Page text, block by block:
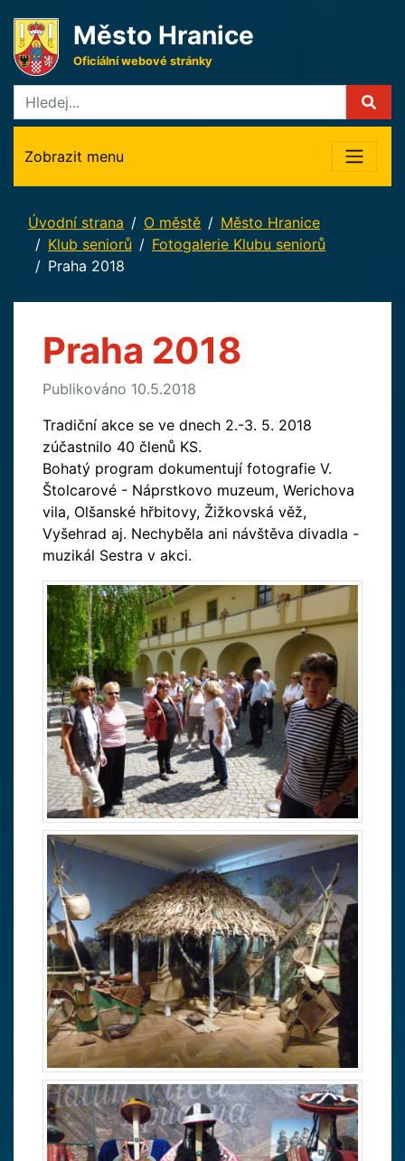
Město Hranice
Oficiální webové stránky
Zobrazit menu
Úvodní strana O městě
Město Hranice
Klub seniorů
Fotogalerie Klubu seniorů
Praha 2018
Praha 2018
Publikováno 10.5.2018
Tradiční akce se ve dnech 2.-3. 5. 2018
zúčastnilo 40 členů KS.
Bohatý program dokumentují fotografie V.
Štolcarové - Náprstkovo muzeum, Werichova
vila, Olšanské hřbitovy, Žižkovská věž,
Vyšehrad aj. Nechyběla ani návštěva divadla -
muzikál Sestra v akci.